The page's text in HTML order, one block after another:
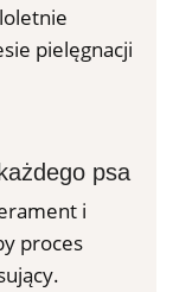
pielęgnacji
psa
i
proces